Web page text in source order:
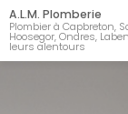
Aller
au
contenu
principal
A.L.M. Plomberie
Plombier à Capbreton, Soorts-
Hoosegor, Ondres,
leurs alentours